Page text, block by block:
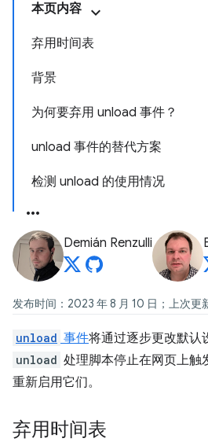
本页内容
弃用时间表
背景
为何要弃用 unload 事件？
unload 事件的替代方案
检测 unload 的使用情况
Demián Renzulli
发布时间：2023 年 8 月 10 日；上次更
unload 事件将通过逐步更改默认
unload 处理脚本停止在网页上触
重新启用它们。
弃用时间表